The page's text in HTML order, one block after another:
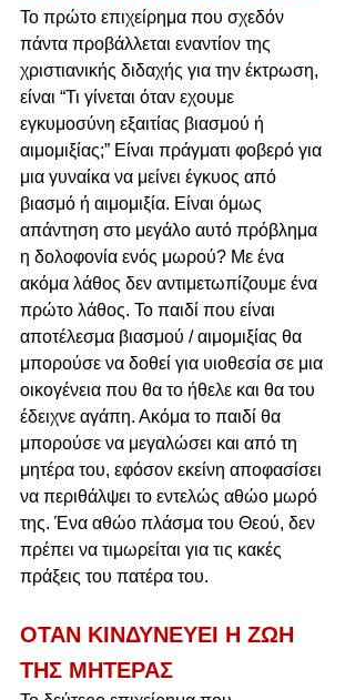
Το πρώτο επιχείρημα που σχεδόν
πάντα προβάλλεται εναντίον της
χριστιανικής διδαχής για την έκτρωση,
είναι “Τι γίνεται όταν εχουμε
εγκυμοσύνη εξαιτίας βιασμού ή
αιμομιξίας;” Είναι πράγματι φοβερό για
μια γυναίκα να μείνει έγκυος από
βιασμό ή αιμομιξία. Είναι όμως
απάντηση στο μεγάλο αυτό πρόβλημα
η δολοφονία ενός μωρού? Με ένα
ακόμα λάθος δεν αντιμετωπίζουμε ένα
πρώτο λάθος. Το παιδί που είναι
αποτέλεσμα βιασμού / αιμομιξίας θα
μπορούσε να δοθεί για υιοθεσία σε μια
οικογένεια που θα το ήθελε και θα του
έδειχνε αγάπη. Ακόμα το παιδί θα
μπορούσε να μεγαλώσει και από τη
μητέρα του, εφόσον εκείνη αποφασίσει
να περιθάλψει το εντελώς αθώο μωρό
της. Ένα αθώο πλάσμα του Θεού, δεν
πρέπει να τιμωρείται για τις κακές
πράξεις του πατέρα του.
ΟΤΑΝ ΚΙΝΔΥΝΕΥΕΙ Η ΖΩΗ
ΤΗΣ ΜΗΤΕΡΑΣ